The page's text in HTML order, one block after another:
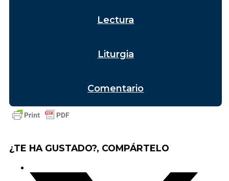
Lectura
Liturgia
Comentario
¿TE HA GUSTADO?, COMPÁRTELO